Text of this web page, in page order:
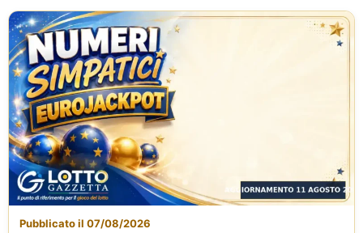
Pubblicato il 07/08/2026